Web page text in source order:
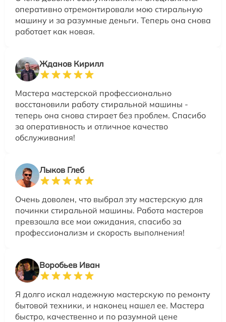
оперативно отремонтировали мою стиральную
машину и за разумные деньги. Теперь она снова
работает как новая.
Жданов Кирилл
Мастера мастерской профессионально
восстановили работу стиральной машины -
теперь она снова стирает без проблем. Спасибо
за оперативность и отличное качество
обслуживания!
Лыков Глеб
Очень доволен, что выбрал эту мастерскую для
починки стиральной машины. Работа мастеров
превзошла все мои ожидания, спасибо за
профессионализм и скорость выполнения!
Воробьев Иван
Я долго искал надежную мастерскую по ремонту
бытовой техники, и наконец нашел ее. Мастера
быстро, качественно и по разумной цене